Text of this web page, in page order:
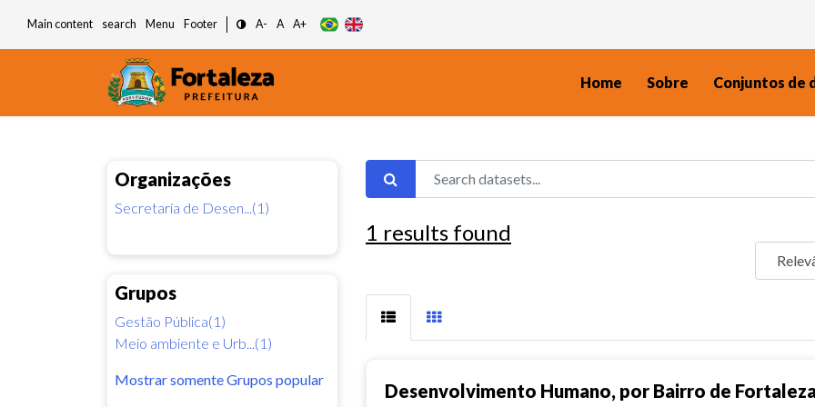
Main content search Menu Footer A- A A+
Home Sobre Conjuntos de
Organizações
Secretaria de Desen...(1)
Grupos
Gestão Pública(1)
Meio ambiente e Urb...(1)
Mostrar somente Grupos popular
1 results found
Desenvolvimento Humano, por Bairro de